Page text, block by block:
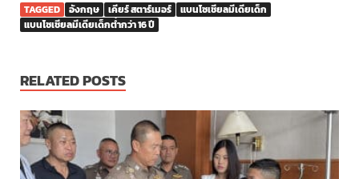
TAGGED อังกฤษ เคียร์ สตาร์เมอร์
แบนโซเชียลมีเดียเด็ก
แบนโซเชียลมีเดียเด็กต่ำกว่า 16 ปี
RELATED POSTS